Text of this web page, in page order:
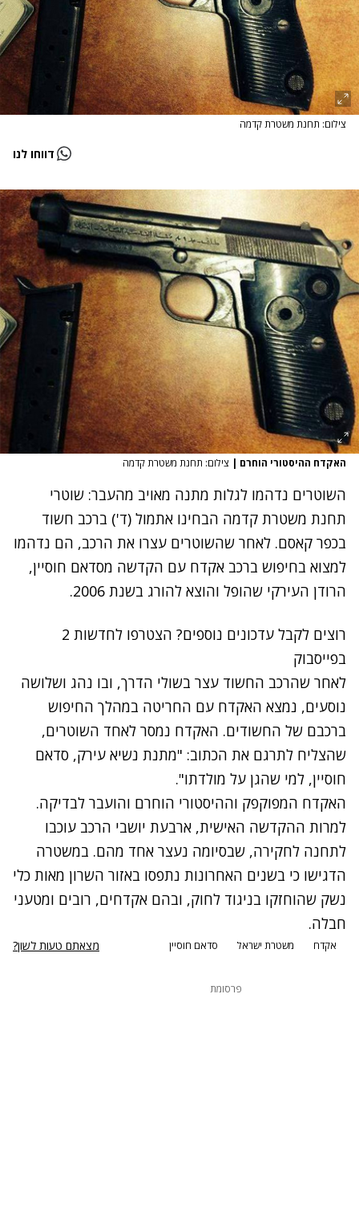
צילום: תחנת משטרת קדמה
דווחו לנו
האקדח ההיסטורי הוחרם | צילום: תחנת משטרת קדמה
השוטרים נדהמו לגלות מתנה מאויב מהעבר: שוטרי
תחנת משטרת קדמה הבחינו אתמול (ד') ברכב חשוד
בכפר קאסם. לאחר שהשוטרים עצרו את הרכב, הם נדהמו
למצוא בחיפוש ברכב אקדח עם הקדשה מסדאם חוסיין,
הרודן העירקי שהופל והוצא להורג בשנת 2006.
רוצים לקבל עדכונים נוספים? הצטרפו לחדשות 2
בפייסבוק
לאחר שהרכב החשוד עצר בשולי הדרך, ובו נהג ושלושה
נוסעים, נמצא האקדח עם החריטה במהלך החיפוש
ברכבם של החשודים. האקדח נמסר לאחד השוטרים,
שהצליח לתרגם את הכתוב: "מתנת נשיא עירק, סדאם
חוסיין, למי שהגן על מולדתו".
האקדח המפוקפק וההיסטורי הוחרם והועבר לבדיקה.
למרות ההקדשה האישית, ארבעת יושבי הרכב עוכבו
לתחנה לחקירה, שבסיומה נעצר אחד מהם. במשטרה
הדגישו כי בשנים האחרונות נתפסו באזור השרון מאות כלי
נשק שהוחזקו בניגוד לחוק, ובהם אקדחים, רובים ומטעני
חבלה.
אקדח משטרת ישראל סדאם חוסיין מצאתם טעות לשון?
פרסומת